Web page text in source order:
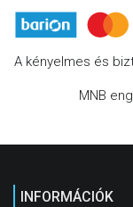
A kényelmes és
MNB
INFORMÁCIÓK